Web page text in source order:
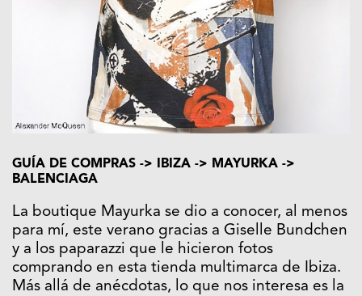
GUÍA DE COMPRAS -> IBIZA -> MAYURKA ->
BALENCIAGA
La boutique Mayurka se dio a conocer, al menos
para mí, este verano gracias a Giselle Bundchen
y a los paparazzi que le hicieron fotos
comprando en esta tienda multimarca de Ibiza.
Más allá de anécdotas, lo que nos interesa es la